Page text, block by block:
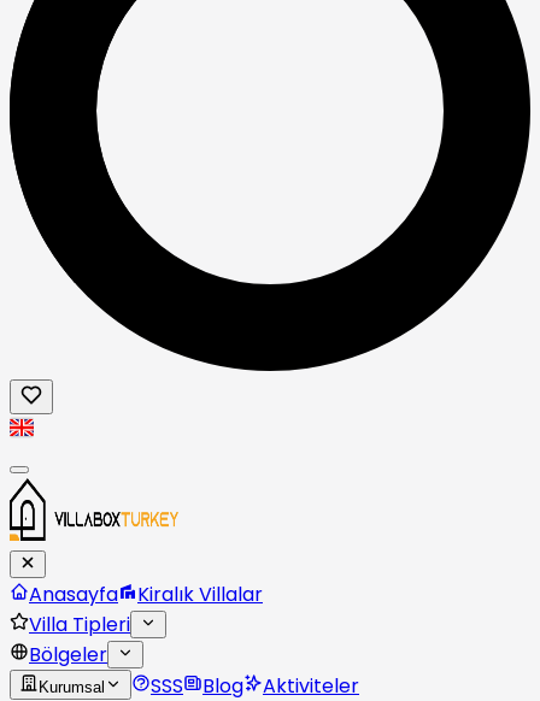
Anasayfa
Kiralık Villalar
Villa Tipleri
Bölgeler
Kurumsal SSS Blog
Aktiviteler